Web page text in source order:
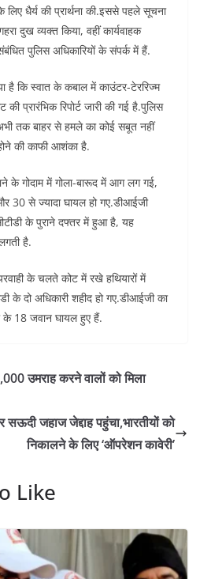
धैर्य की प्रार्थना की.इससे पहले सूचना
दुख व्यक्त किया, वहीं कार्यवाहक
पुलिस अधिकारियों के संपर्क में हैं.
कि स्वात के कबाल में काउंटर-टेररिज्म
प्रारंभिक रिपोर्ट जारी की गई है.पुलिस
अभी तक बाहर से हमले का कोई सबूत नहीं
की काफी आशंका है.
के गोदाम में गोला-बारूद में आग लग गई,
30 से ज्यादा घायल हो गए.डीआईजी
के पुराने दफ्तर में हुआ है, यह
है.
के चलते कोट में रखे हथियारों में
के दो अधिकारी शहीद हो गए.डीआईजी का
के 18 जवान घायल हुए हैं.
उमराह करने वालों को मिला
जहाज जेद्दाह पहुंचा,भारतीयों को
निकालने के लिए ‘ऑपरेशन कावेरी’
Like